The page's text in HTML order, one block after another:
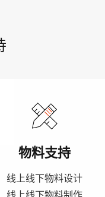
物料支持
线上线下物料设计